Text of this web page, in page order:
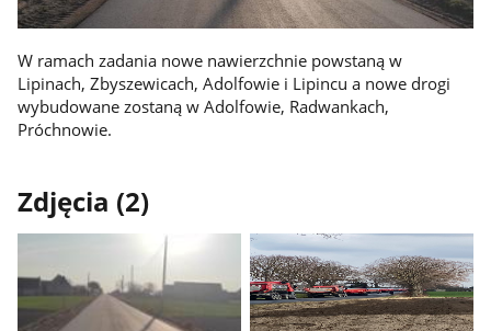
W ramach zadania nowe nawierzchnie powstaną w
Lipinach, Zbyszewicach, Adolfowie i Lipincu a nowe drogi
wybudowane zostaną w Adolfowie, Radwankach,
Próchnowie.
Zdjęcia (2)